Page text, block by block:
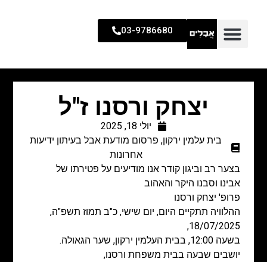
03-9786680
יצחק ורסנו ז"ל
יולי 18, 2025
בית עלמין ירקון, פרסום מודעת אבל בעיתון ידיעות
אחרונות
בצער רב וביגון קודר אנו מודיעים על פטירתו של
אבינו וסבנו היקר והאהוב
פרופ' יצחק ורסנו
ההלוויה תתקיים היום, יום שישי, כ"ב תמוז תשפ"ה,
18/07/2025,
בשעה 12:00, בבית העלמין ירקון, שער הגאולה.
יושבים שבעה בבית משפחת ורסנו,